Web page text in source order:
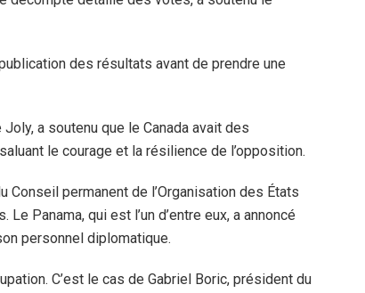
des résultats avant de prendre une
a soutenu que le Canada avait des
le courage et la résilience de l’opposition.
Conseil permanent de l’Organisation des États
Panama, qui est l’un d’entre eux, a annoncé
personnel diplomatique.
C’est le cas de Gabriel Boric, président du